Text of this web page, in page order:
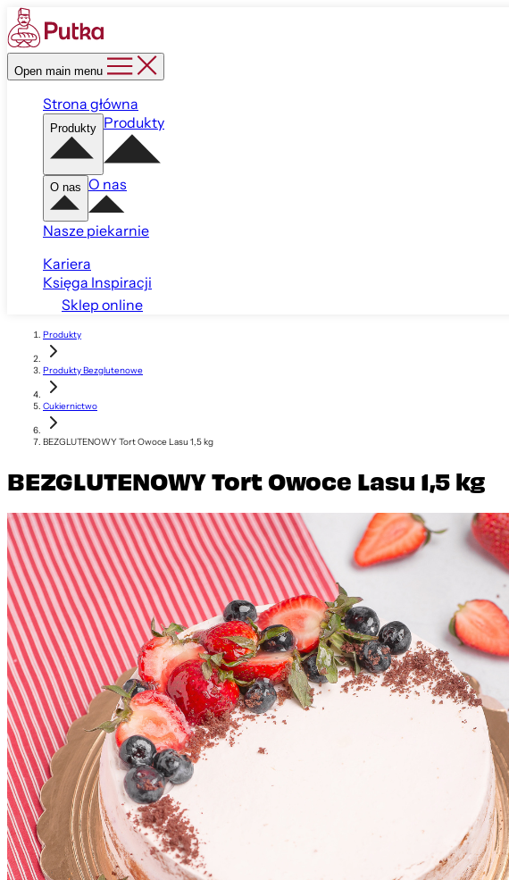
Open main menu
Strona główna
Produkty Produkty
O nas O nas
Nasze piekarnie
Kariera
Księga Inspiracji
Sklep online
Produkty
Produkty Bezglutenowe
Cukiernictwo
BEZGLUTENOWY Tort Owoce Lasu 1,5 kg
BEZGLUTENOWY Tort Owoce Lasu 1,5 kg